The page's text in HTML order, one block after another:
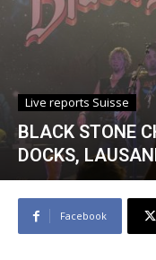
Live reports Suisse
BLACK STONE
DOCKS,
Facebook